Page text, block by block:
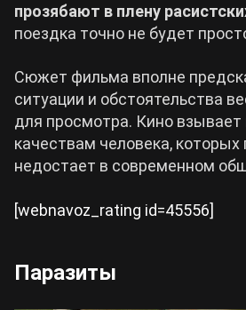
прозябают в плену
поездка точно не будет
Сюжет фильма вполне
ситуации и обстоятельства
для просмотра. Кино
качествам человека, которых
недостает в современном
[webnavoz_rating id=45556]
Паразиты